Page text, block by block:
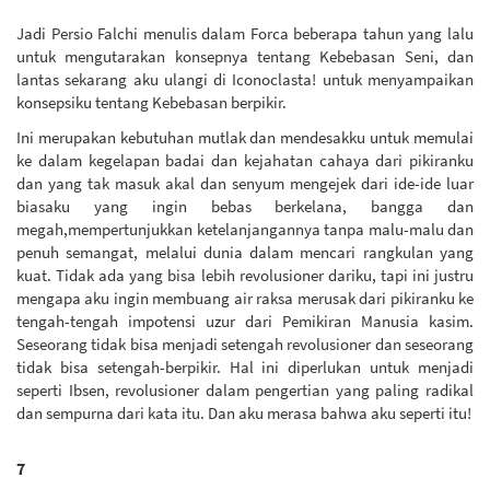
Jadi Persio Falchi menulis dalam Forca beberapa tahun yang lalu
untuk mengutarakan konsepnya tentang Kebebasan Seni, dan
lantas sekarang aku ulangi di Iconoclasta! untuk menyampaikan
konsepsiku tentang Kebebasan berpikir.
Ini merupakan kebutuhan mutlak dan mendesakku untuk memulai
ke dalam kegelapan badai dan kejahatan cahaya dari pikiranku
dan yang tak masuk akal dan senyum mengejek dari ide-ide luar
biasaku yang ingin bebas berkelana, bangga dan
megah,mempertunjukkan ketelanjangannya tanpa malu-malu dan
penuh semangat, melalui dunia dalam mencari rangkulan yang
kuat. Tidak ada yang bisa lebih revolusioner dariku, tapi ini justru
mengapa aku ingin membuang air raksa merusak dari pikiranku ke
tengah-tengah impotensi uzur dari Pemikiran Manusia kasim.
Seseorang tidak bisa menjadi setengah revolusioner dan seseorang
tidak bisa setengah-berpikir. Hal ini diperlukan untuk menjadi
seperti Ibsen, revolusioner dalam pengertian yang paling radikal
dan sempurna dari kata itu. Dan aku merasa bahwa aku seperti itu!
7